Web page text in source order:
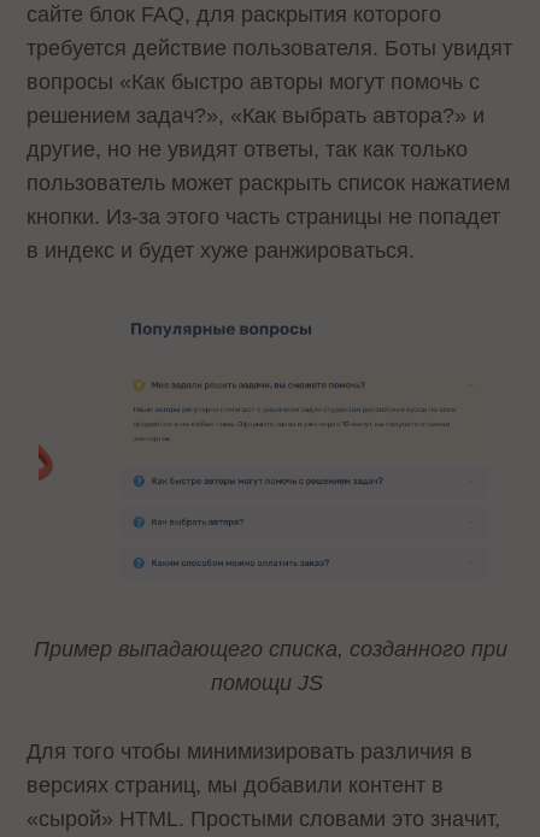
сайте блок FAQ, для раскрытия которого
требуется действие пользователя. Боты увидят
вопросы «Как быстро авторы могут помочь с
решением задач?», «Как выбрать автора?» и
другие, но не увидят ответы, так как только
пользователь может раскрыть список нажатием
кнопки. Из-за этого часть страницы не попадет
в индекс и будет хуже ранжироваться.
Пример выпадающего списка, созданного при
помощи JS
Для того чтобы минимизировать различия в
версиях страниц, мы добавили контент в
«сырой» HTML. Простыми словами это значит,